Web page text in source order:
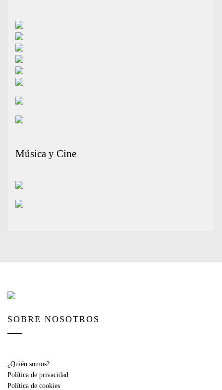
Música y Cine
SOBRE NOSOTROS
¿Quién somos?
Política de privacidad
Política de cookies